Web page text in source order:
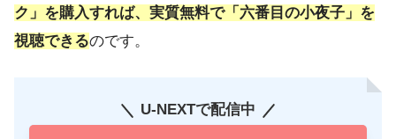
ク」を購入すれば、実質無料で「六番目の小夜子」を
視聴できるのです。
U-NEXTで配信中